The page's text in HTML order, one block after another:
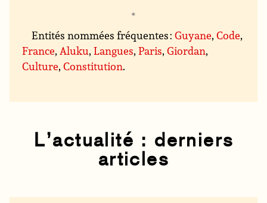
Entités nommées fréquentes :Guyane,Code,
France,Aluku,Langues,Paris,Giordan,
Culture,Constitution.
L’actualité : derniers
articles